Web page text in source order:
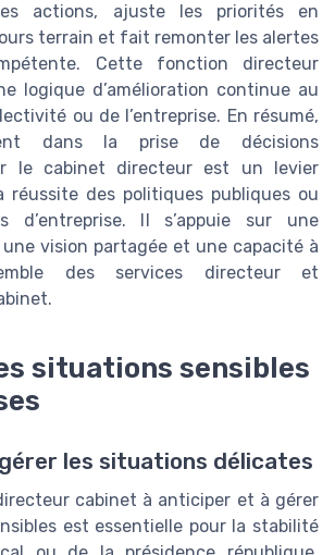
actions, ajuste les priorités en
terrain et fait remonter les alertes
Cette fonction directeur
logique d’amélioration continue au
ou de l’entreprise. En résumé,
dans la prise de décisions
le cabinet directeur est un levier
réussite des politiques publiques ou
d’entreprise. Il s’appuie sur une
vision partagée et une capacité à
des services directeur et
situations sensibles
les situations délicates
cabinet à anticiper et à gérer
est essentielle pour la stabilité